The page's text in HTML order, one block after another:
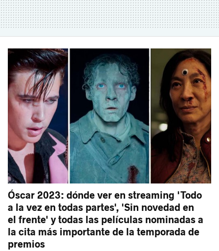
Óscar 2023: dónde ver en streaming 'Todo
a la vez en todas partes', 'Sin novedad en
el frente' y todas las películas nominadas a
la cita más importante de la temporada de
premios